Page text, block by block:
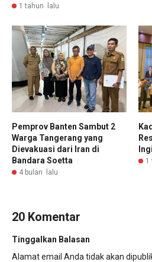
1 tahun lalu
Pemprov Banten Sambut 2
Warga Tangerang yang
Dievakuasi dari Iran di
Bandara Soetta
4 bulan lalu
1
20 Komentar
Tinggalkan Balasan
Alamat email Anda tidak akan